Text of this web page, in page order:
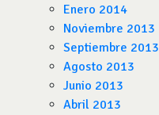
Enero 2014
Noviembre 2013
Septiembre 2013
Agosto 2013
Junio 2013
Abril 2013